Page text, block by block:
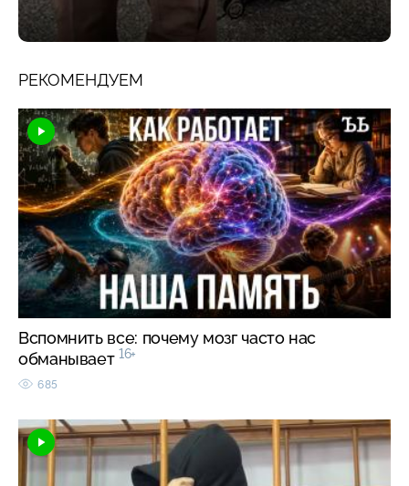
РЕКОМЕНДУЕМ
Вспомнить все: почему мозг часто нас
обманывает 16+
685